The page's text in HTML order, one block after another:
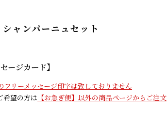
シャンパーニュセット
ージカード】
フリーメッセージ印字は致しておりません
希望の方は 【お急ぎ便】以外の商品ページからご注文